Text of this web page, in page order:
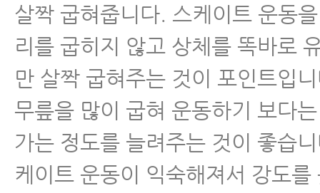
살짝 굽혀줍니다. 스케이트 운동
리를 굽히지 않고 상체를 똑바로
만 살짝 굽혀주는 것이 포인트입
무릎을 많이 굽혀 운동하기 보다
가는 정도를 늘려주는 것이 좋습
케이트 운동이 익숙해져서 강도를